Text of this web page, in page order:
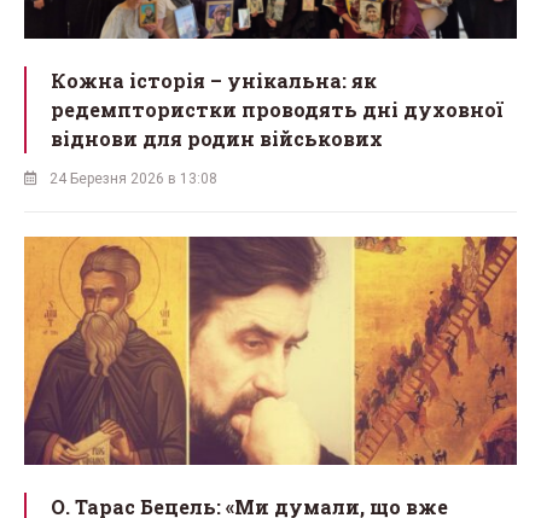
Кожна історія – унікальна: як
редемптористки проводять дні духовної
віднови для родин військових
24 Березня 2026 в 13:08
О. Тарас Бецель: «Ми думали, що вже